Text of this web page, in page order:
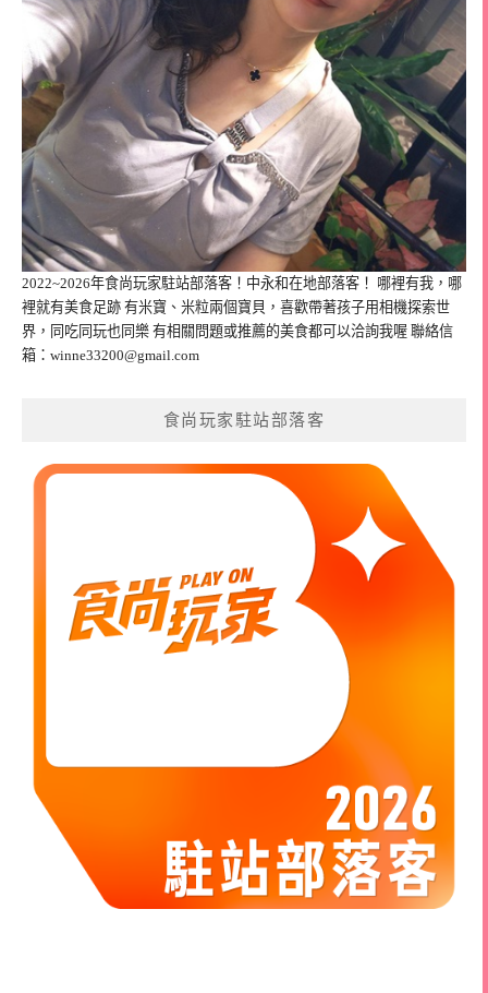
2022~2026年食尚玩家駐站部落客！中永和在地部落客！ 哪裡有我，哪
裡就有美食足跡 有米寶、米粒兩個寶貝，喜歡帶著孩子用相機探索世
界，同吃同玩也同樂 有相關問題或推薦的美食都可以洽詢我喔 聯絡信
箱： winne33200@gmail.com
食尚玩家駐站部落客